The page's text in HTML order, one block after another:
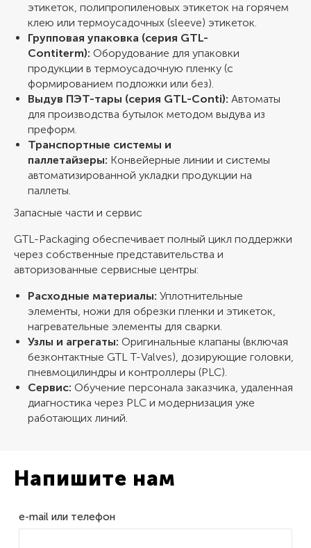
этикеток, полипропиленовых этикеток на горячем
клею или термоусадочных (sleeve) этикеток.
Групповая упаковка (серия GTL-
Contiterm): Оборудование для упаковки
продукции в термоусадочную пленку (с
формированием подложки или без).
Выдув ПЭТ-тары (серия GTL-Conti): Автоматы
для производства бутылок методом выдува из
преформ.
Транспортные системы и
паллетайзеры: Конвейерные линии и системы
автоматизированной укладки продукции на
паллеты.
Запасные части и сервис
GTL-Packaging обеспечивает полный цикл поддержки
через собственные представительства и
авторизованные сервисные центры:
Расходные материалы: Уплотнительные
элементы, ножи для обрезки пленки и этикеток,
нагревательные элементы для сварки.
Узлы и агрегаты: Оригинальные клапаны (включая
безконтактные GTL T-Valves), дозирующие головки,
пневмоцилиндры и контроллеры (PLC).
Сервис: Обучение персонала заказчика, удаленная
диагностика через PLC и модернизация уже
работающих линий.
Напишите нам
e-mail или телефон